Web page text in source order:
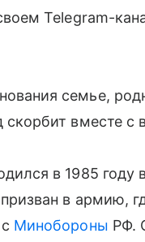
Telegram-
семье,
скорбит вместе с
в 1985 году
в армию,
Минобороны РФ.